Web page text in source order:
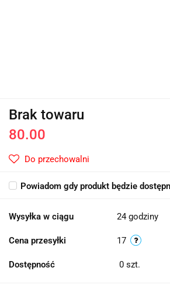
Brak towaru
80.00
Do przechowalni
Powiadom gdy produkt będzie
Wysyłka w ciągu 24 godziny
Cena przesyłki 17
Dostępność 0 szt.